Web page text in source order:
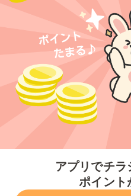
アプリでチ
ポイント